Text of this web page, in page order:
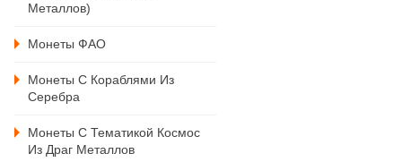
Металлов)
Монеты ФАО
Монеты С Кораблями Из
Серебра
Монеты С Тематикой Космос
Из Драг Металлов